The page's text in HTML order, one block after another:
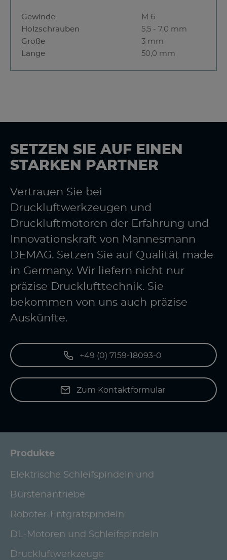
Gewinde
M 6
Holzschrauben
5,5 - 7,0 mm
Größe
3 mm
Länge
50,0 mm
SETZEN SIE AUF EINEN
STARKEN PARTNER
Vertrauen Sie bei
Druckluftwerkzeugen und
Druckluftmotoren der Erfahrung und
Innovationskraft von Mannesmann
DEMAG. Setzen Sie auf Qualität made
in Germany. Wir liefern nicht nur
präzise Drucklufttechnik. Sie
bekommen von uns auch präzise
Auskünfte.
+49 (0) 7159-18093-0
Zum Kontaktformular
Produkte
Elektrische Schleifspindeln und
Bürstenantriebe
Roboter-Entgratspindeln
DL-Motoren und Schleifspindeln
Druckluftwerkzeuge